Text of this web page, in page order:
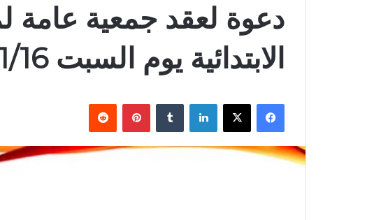
دعوة لعقد جمعية عامة
الابتدائية يوم السبت 2019/11/16
فيسبوك X لينكدإن بينتيريست